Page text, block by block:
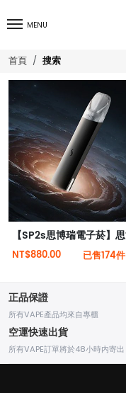
MENU
首頁 搜索
NT$880.00 已售174件
正品保證
所有VAPE產品均來自專櫃
空運快速出貨
所有VAPE訂單將於48小時内寄出